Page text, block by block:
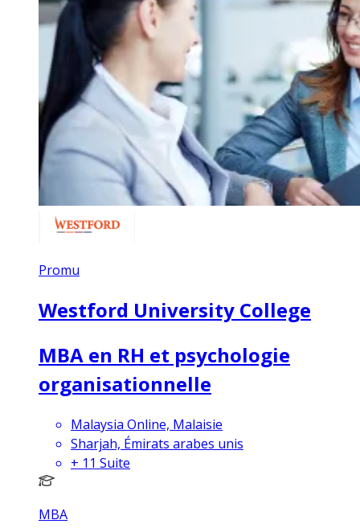
Promu
Westford University College
MBA en RH et psychologie
organisationnelle
Malaysia Online, Malaisie
Sharjah, Émirats arabes unis
+ 11 Suite
MBA